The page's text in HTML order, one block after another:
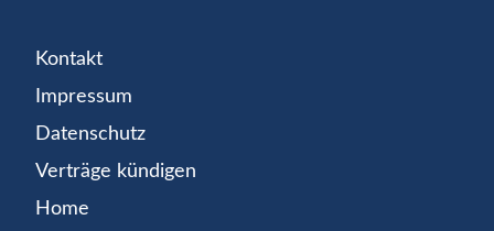
Kontakt
Impressum
Datenschutz
Verträge kündigen
Home